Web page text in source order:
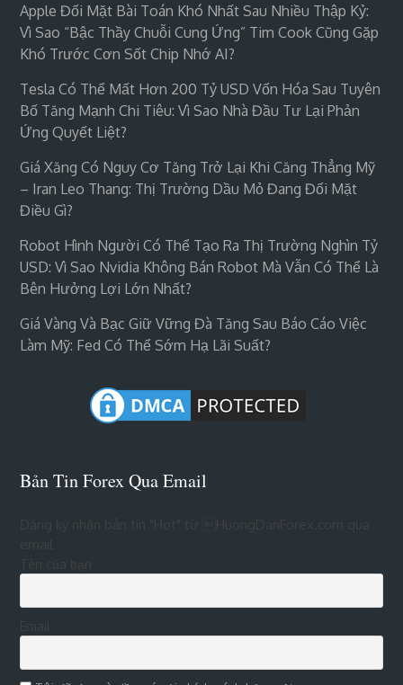
Apple Đối Mặt Bài Toán Khó Nhất Sau Nhiều Thập Kỷ:
Vì Sao “bậc Thầy Chuỗi Cung Ứng” Tim Cook Cũng Gặp
Khó Trước Cơn Sốt Chip Nhớ AI?
Tesla Có Thể Mất Hơn 200 Tỷ USD Vốn Hóa Sau Tuyên
Bố Tăng Mạnh Chi Tiêu: Vì Sao Nhà Đầu Tư Lại Phản
Ứng Quyết Liệt?
Giá Xăng Có Nguy Cơ Tăng Trở Lại Khi Căng Thẳng Mỹ
– Iran Leo Thang: Thị Trường Dầu Mỏ Đang Đối Mặt
Điều Gì?
Robot Hình Người Có Thể Tạo Ra Thị Trường Nghìn Tỷ
USD: Vì Sao Nvidia Không Bán Robot Mà Vẫn Có Thể Là
Bên Hưởng Lợi Lớn Nhất?
Giá Vàng Và Bạc Giữ Vững Đà Tăng Sau Báo Cáo Việc
Làm Mỹ: Fed Có Thể Sớm Hạ Lãi Suất?
Bản Tin Forex Qua Email
Đăng ký nhận bản tin "Hot" từ HuongDanForex.com qua
Tên của bạn